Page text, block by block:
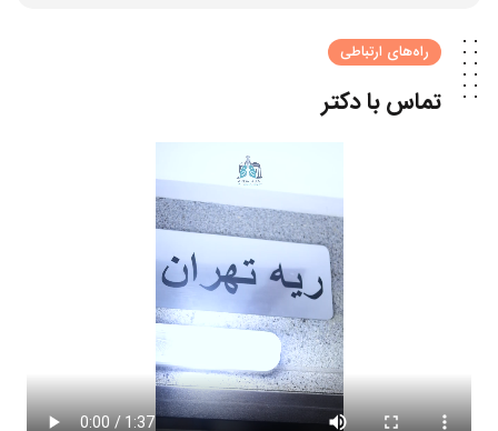
راه‌های ارتباطی
تماس با دکتر